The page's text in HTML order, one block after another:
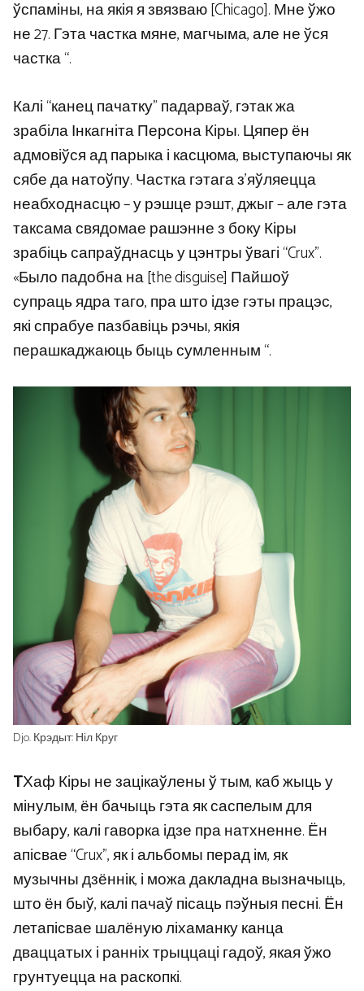
ўспаміны, на якія я звязваю [Chicago]. Мне ўжо
не 27. Гэта частка мяне, магчыма, але не ўся
частка “.
Калі “канец пачатку” падарваў, гэтак жа
зрабіла Інкагніта Персона Кіры. Цяпер ён
адмовіўся ад парыка і касцюма, выступаючы як
сябе да натоўпу. Частка гэтага з’яўляецца
неабходнасцю – у рэшце рэшт, джыг – але гэта
таксама свядомае рашэнне з боку Кіры
зрабіць сапраўднасць у цэнтры ўвагі “Crux”.
«Было падобна на [the disguise] Пайшоў
супраць ядра таго, пра што ідзе гэты працэс,
які спрабуе пазбавіць рэчы, якія
перашкаджаюць быць сумленным “.
Djo. Крэдыт: Ніл Круг
TХаф Кіры не зацікаўлены ў тым, каб жыць у
мінулым, ён бачыць гэта як саспелым для
выбару, калі гаворка ідзе пра натхненне. Ён
апісвае “Crux”, як і альбомы перад ім, як
музычны дзённік, і можа дакладна вызначыць,
што ён быў, калі пачаў пісаць пэўныя песні. Ён
летапісвае шалёную ліхаманку канца
дваццатых і ранніх трыццаці гадоў, якая ўжо
грунтуецца на раскопкі.